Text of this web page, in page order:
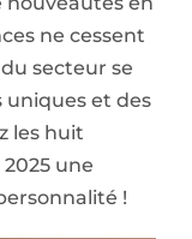
ne cessent
secteur se
uniques et des
les huit
une
!